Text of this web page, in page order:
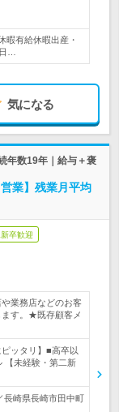
暇有給休暇出産・
…
気になる
年数19年｜給与＋褒
業】残業月平均
卒歓迎
や業務店などのお客
ます。★既存顧客メ
ッタリ】■高卒以
【未経験・第二新
長崎県長崎市田中町